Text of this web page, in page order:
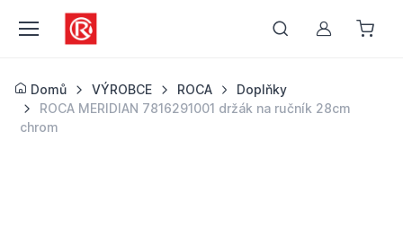
Můj účet
Domů VÝROBCE ROCA
Doplňky
ROCA MERIDIAN 7816291001 držák na ručník 28cm
chrom